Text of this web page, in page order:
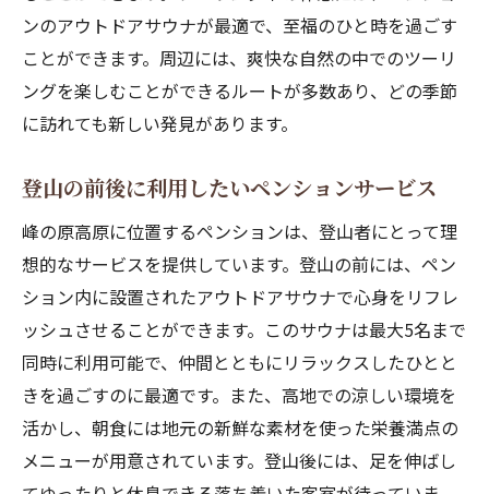
ンのアウトドアサウナが最適で、至福のひと時を過ごす
ことができます。周辺には、爽快な自然の中でのツーリ
ングを楽しむことができるルートが多数あり、どの季節
に訪れても新しい発見があります。
登山の前後に利用したいペンションサービス
峰の原高原に位置するペンションは、登山者にとって理
想的なサービスを提供しています。登山の前には、ペン
ション内に設置されたアウトドアサウナで心身をリフレ
ッシュさせることができます。このサウナは最大5名まで
同時に利用可能で、仲間とともにリラックスしたひとと
きを過ごすのに最適です。また、高地での涼しい環境を
活かし、朝食には地元の新鮮な素材を使った栄養満点の
メニューが用意されています。登山後には、足を伸ばし